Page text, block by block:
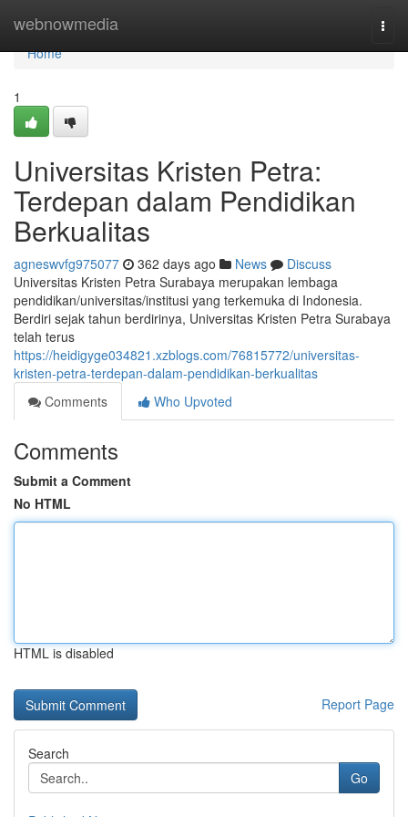
webnowmedia
Home
Home
1
Universitas Kristen Petra:
Terdepan dalam Pendidikan
Berkualitas
agneswvfg975077 362 days ago News
Discuss
Universitas Kristen Petra Surabaya merupakan lembaga
pendidikan/universitas/institusi yang terkemuka di Indonesia.
Berdiri sejak tahun berdirinya, Universitas Kristen Petra Surabaya
telah terus
https://heidigyge034821.xzblogs.com/76815772/universitas-
kristen-petra-terdepan-dalam-pendidikan-berkualitas
Comments
Who Upvoted
Comments
Submit a Comment
No HTML
HTML is disabled
Report Page
Search
Go